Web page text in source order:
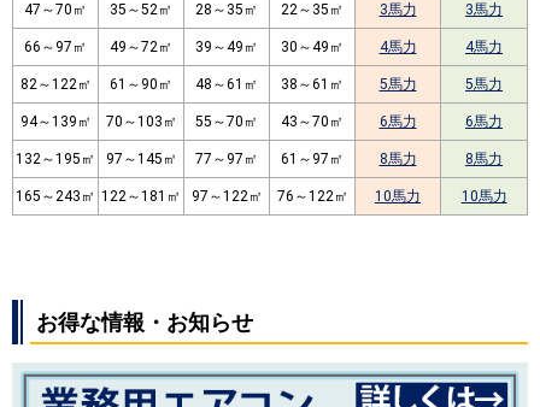
47～70㎡ 35～52㎡ 28～35㎡ 22～35㎡ 3馬力 3馬力
66～97㎡ 49～72㎡ 39～49㎡ 30～49㎡ 4馬力 4馬力
82～122㎡ 61～90㎡ 48～61㎡ 38～61㎡ 5馬力 5馬力
94～139㎡ 70～103㎡ 55～70㎡ 43～70㎡ 6馬力 6馬力
132～195㎡ 97～145㎡ 77～97㎡ 61～97㎡ 8馬力 8馬力
165～243㎡ 122～181㎡ 97～122㎡ 76～122㎡ 10馬力 10馬力
お得な情報・お知らせ